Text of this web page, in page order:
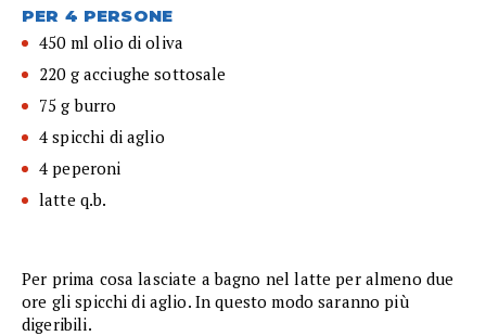
PER 4 PERSONE
450 ml olio di oliva
220 g acciughe sottosale
75 g burro
4 spicchi di aglio
4 peperoni
latte q.b.
Per prima cosa lasciate a bagno nel latte per almeno due
ore gli spicchi di aglio. In questo modo saranno più
digeribili.